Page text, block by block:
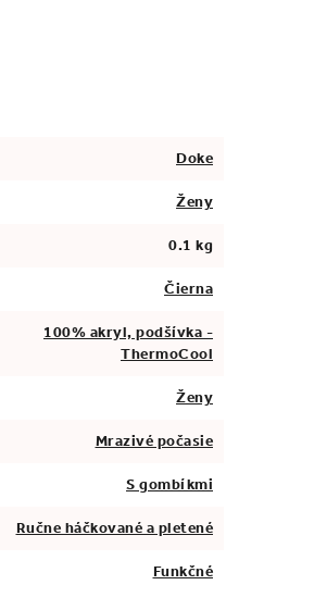
Doke
Ženy
0.1 kg
Čierna
100% akryl, podšívka -
ThermoCool
Ženy
Mrazivé počasie
S gombíkmi
Ručne háčkované a pletené
Funkčné